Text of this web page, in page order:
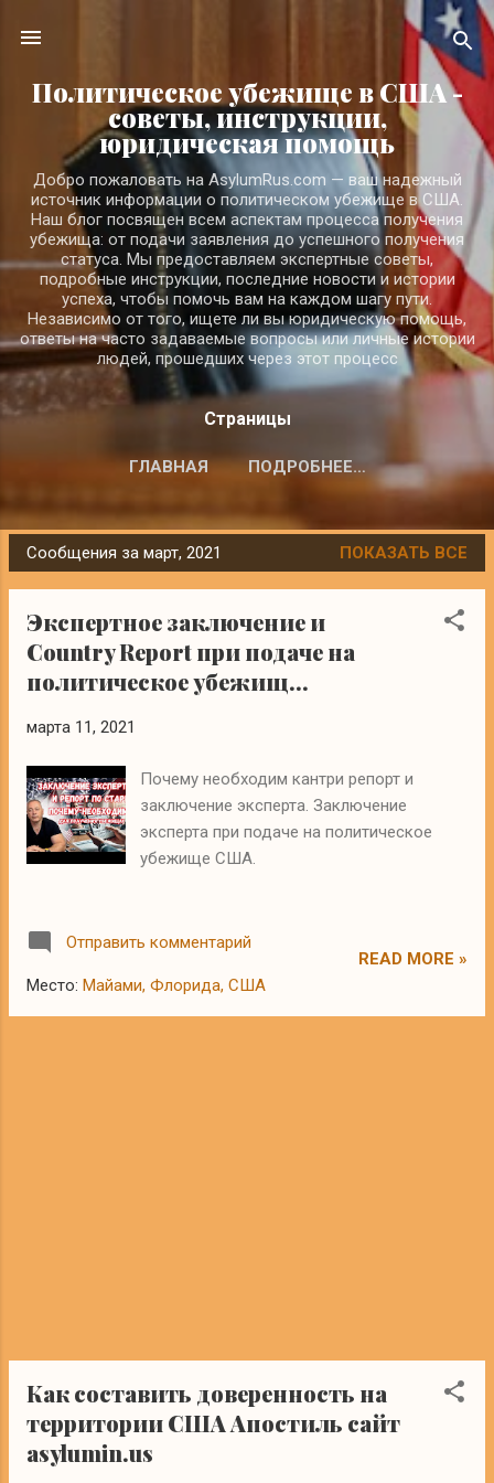
Политическое убежище в США -
советы, инструкции,
юридическая помощь
Добро пожаловать на AsylumRus.com — ваш надежный
источник информации о политическом убежище в США.
Наш блог посвящен всем аспектам процесса получения
убежища: от подачи заявления до успешного получения
статуса. Мы предоставляем экспертные советы,
подробные инструкции, последние новости и истории
успеха, чтобы помочь вам на каждом шагу пути.
Независимо от того, ищете ли вы юридическую помощь,
ответы на часто задаваемые вопросы или личные истории
людей, прошедших через этот процесс
Страницы
ГЛАВНАЯ ПОДРОБНЕЕ…
С
о
щ
Сообщения за март, 2021 ПОКАЗАТЬ ВСЕ
Экспертное заключение и
Сountry Report при подаче на
политическое убежищ...
марта 11, 2021
Почему необходим кантри репорт и
заключение эксперта. Заключение
эксперта при подаче на политическое
убежище США.
Отправить комментарий
Место: Майами, Флорида, США
READ MORE »
Как составить доверенность на
территории США Апостиль сайт
asylumin.us